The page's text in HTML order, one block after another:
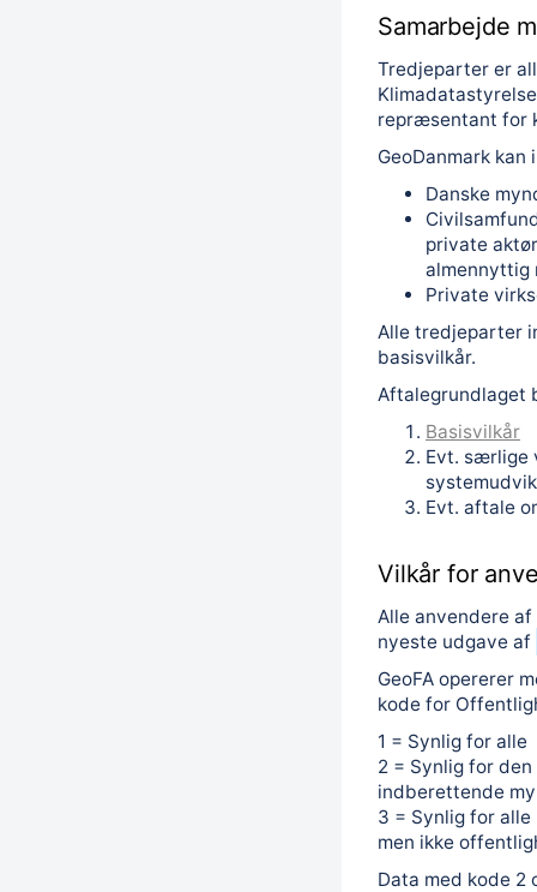
Samarbejde
Tredjeparter er
repræsentant for
GeoDanmark
Danske
private
almennyttig
Private
Alle tredjeparter
basisvilkår.
Aftalegrundlaget
Basisvilkår
Evt. særlige
Evt. aftale
Vilkår for
Alle anvendere
nyeste udgave af
GeoFA opererer
kode for
1 = Synlig for alle
2 = Synlig for
indberettende
3 = Synlig for
men ikke
Data med kode